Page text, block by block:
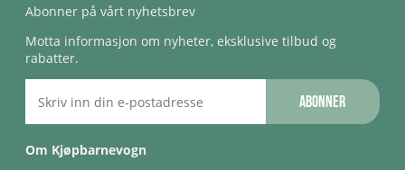
Abonner på vårt nyhetsbrev
Motta informasjon om nyheter, eksklusive tilbud og
rabatter.
Abonner
Om Kjøpbarnevogn